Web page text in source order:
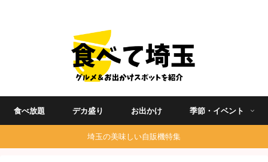
食べ放題 デカ盛り お出かけ 季節・イベント
埼玉の美味しい自販機特集